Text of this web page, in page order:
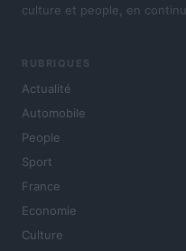
culture et people, en continu.
RUBRIQUES
Actualité
Automobile
People
Sport
France
Economie
Culture